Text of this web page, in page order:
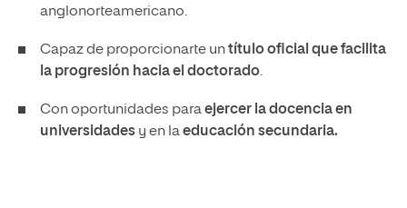
anglonorteamericano.
Capaz de proporcionarte untítulo oficial que facilita
la progresión hacia el doctorado.
Con oportunidades paraejercer la docencia en
universidades y en laeducación secundaria.